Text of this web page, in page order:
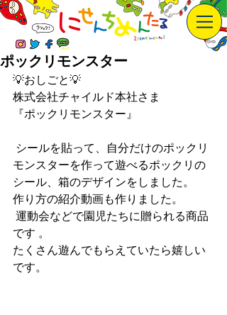
ポックリモンスター
💡おしごと💡
株式会社チャイルド本社さま
『ポックリモンスター』
モンスターを作って遊べるポックリの
シール、箱のデザインをしました。
作り方の紹介動画も作りました。
です 。
たくさん遊んでもらえていたら嬉しい
です。